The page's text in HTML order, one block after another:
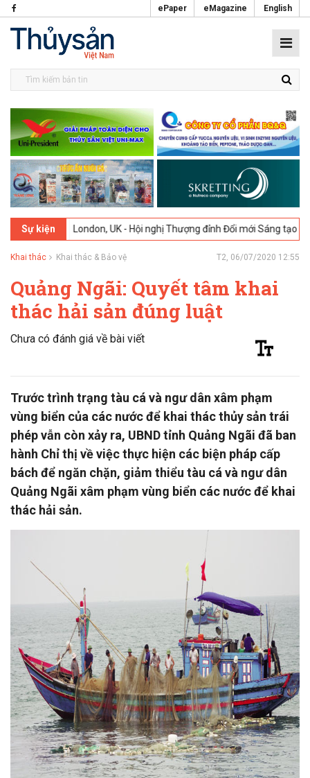
ePaper eMagazine English
Sự kiện
London, UK - Hội nghị Thượng đỉnh Đổi mới Sáng tạo trong
Khai thác Khai thác & Bảo vệ T2, 06/07/2020 12:55
Quảng Ngãi: Quyết tâm khai
thác hải sản đúng luật
Chưa có đánh giá về bài viết
Trước trình trạng tàu cá và ngư dân xâm phạm
vùng biển của các nước để khai thác thủy sản trái
phép vẫn còn xảy ra, UBND tỉnh Quảng Ngãi đã ban
hành Chỉ thị về việc thực hiện các biện pháp cấp
bách để ngăn chặn, giảm thiểu tàu cá và ngư dân
Quảng Ngãi xâm phạm vùng biển các nước để khai
thác hải sản.